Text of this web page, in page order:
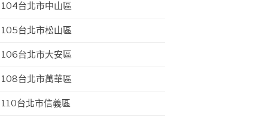
104台北市中山區
105台北市松山區
106台北市大安區
108台北市萬華區
110台北市信義區